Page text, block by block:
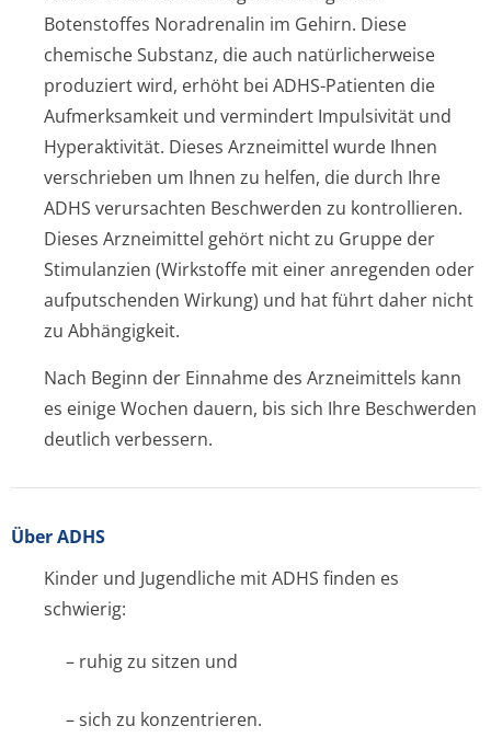
Botenstoffes Noradrenalin im Gehirn. Diese
chemische Substanz, die auch natürlicherweise
produziert wird, erhöht bei ADHS-Patienten die
Aufmerksamkeit und vermindert Impulsivität und
Hyperaktivität. Dieses Arzneimittel wurde Ihnen
verschrieben um Ihnen zu helfen, die durch Ihre
ADHS verursachten Beschwerden zu kontrollieren.
Dieses Arzneimittel gehört nicht zu Gruppe der
Stimulanzien (Wirkstoffe mit einer anregenden oder
aufputschenden Wirkung) und hat führt daher nicht
zu Abhängigkeit.
Nach Beginn der Einnahme des Arzneimittels kann
es einige Wochen dauern, bis sich Ihre Beschwerden
deutlich verbessern.
Über ADHS
Kinder und Jugendliche mit ADHS finden es
schwierig:
– ruhig zu sitzen und
– sich zu konzentrieren.